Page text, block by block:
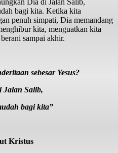
bagi kita. Ketika kita
penuh simpati, Dia memandang
kita, menguatkan kita
sampai akhir.
sebesar Yesus?
Jalan Salib,
bagi kita”
Kristus